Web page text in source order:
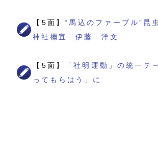
【5面】“馬込のファーブル”
神社禰宜 伊藤 洋文
【5面】
「社明運動」の統一
ってもらはう」に